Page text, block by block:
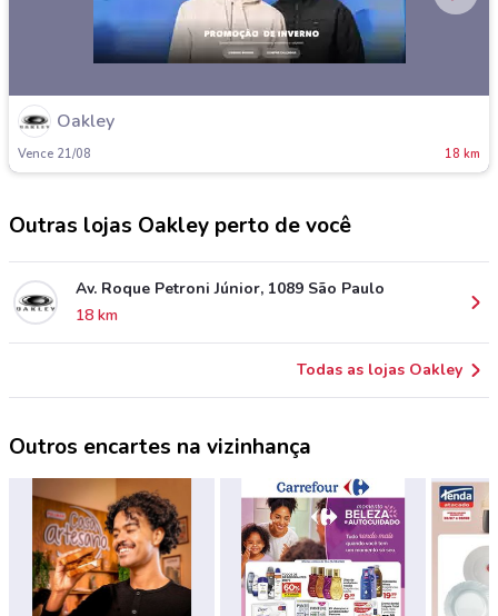
Oakley
Vence 21/08 18 km
Outras lojas Oakley perto de você
Av. Roque Petroni Júnior, 1089 São Paulo
18 km
Todas as lojas Oakley
Outros encartes na vizinhança